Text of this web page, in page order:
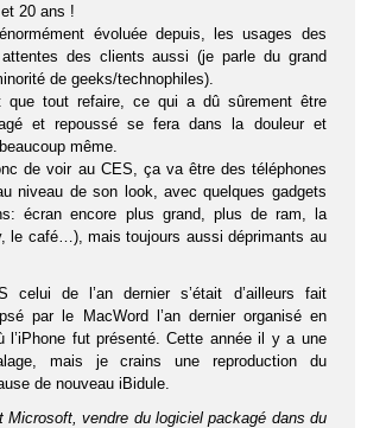
20 ans !
évoluée depuis, les usages des
des clients aussi (je parle du grand
de geeks/technophiles).
que tout refaire, ce qui a dû sûrement être
et repoussé se fera dans la douleur et
même.
de voir au CES, ça va être des téléphones
niveau de son look, avec quelques gadgets
écran encore plus grand, plus de ram, la
le café…), mais toujours aussi déprimants au
celui de l’an dernier s’était d’ailleurs fait
par le MacWord l’an dernier organisé en
l’iPhone fut présenté. Cette année il y a une
mais je crains une reproduction du
de nouveau iBidule.
Microsoft, vendre du logiciel packagé dans du